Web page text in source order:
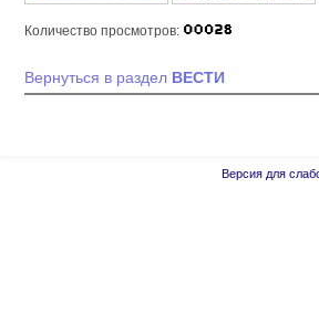
Количество просмотров:
Вернуться в раздел ВЕСТИ
Версия для